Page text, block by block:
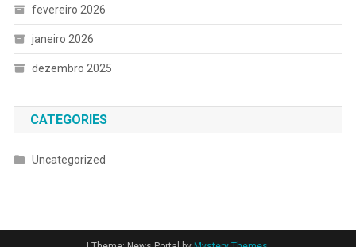
fevereiro 2026
janeiro 2026
dezembro 2025
CATEGORIES
Uncategorized